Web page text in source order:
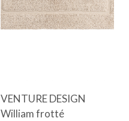
VENTURE DESIGN
William frotté